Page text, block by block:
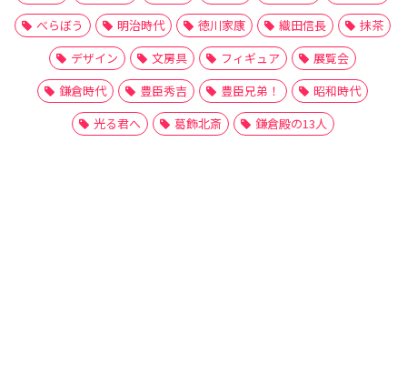
べらぼう
明治時代 徳川家康 織田信長
抹茶
デザイン
文房具 フィギュア
展覧会
鎌倉時代
豊臣秀吉 豊臣兄弟！
昭和時代
光る君へ
葛飾北斎 鎌倉殿の13人